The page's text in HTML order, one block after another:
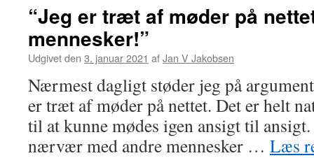
“Jeg er træt af møder på
mennesker!”
Udgivet den 3. januar 2021 afJan V Jakobsen
Nærmest dagligt støder jeg på
er træt af møder på nettet. Det er helt
til at kunne mødes igen ansigt til
nærvær med andre mennesker … Læs